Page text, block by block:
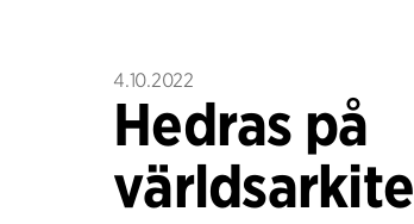
4.10.2022
Hedras på